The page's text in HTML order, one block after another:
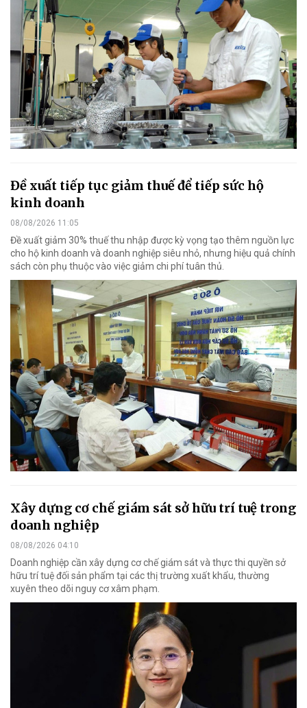
Đề xuất tiếp tục giảm thuế để tiếp sức hộ
kinh doanh
08/08/2026 11:05
Đề xuất giảm 30% thuế thu nhập được kỳ vọng tạo thêm nguồn lực
cho hộ kinh doanh và doanh nghiệp siêu nhỏ, nhưng hiệu quả chính
sách còn phụ thuộc vào việc giảm chi phí tuân thủ.
Xây dựng cơ chế giám sát sở hữu trí tuệ trong
doanh nghiệp
08/08/2026 04:10
Doanh nghiệp cần xây dựng cơ chế giám sát và thực thi quyền sở
hữu trí tuệ đối sản phẩm tại các thị trường xuất khẩu, thường
xuyên theo dõi nguy cơ xâm phạm.